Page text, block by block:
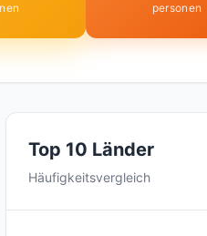
personen
Top 10 Länder
Häufigkeitsvergleich